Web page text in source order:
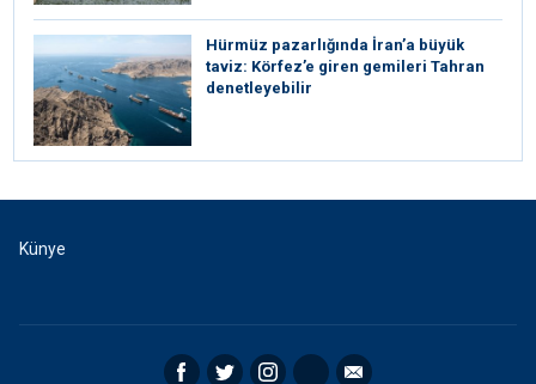
Hürmüz pazarlığında İran’a büyük
taviz: Körfez’e giren gemileri Tahran
denetleyebilir
Künye
Facebook Twitter Instagram RSS